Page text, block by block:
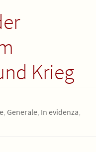
Krieg
, Generale, In evidenza,